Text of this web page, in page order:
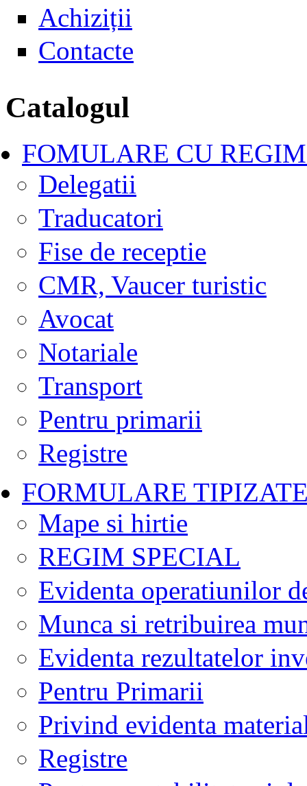
Achiziții
Contacte
Catalogul
FOMULARE CU
Delegatii
Traducatori
Fise de receptie
CMR, Vaucer turistic
Avocat
Notariale
Transport
Pentru primarii
Registre
FORMULARE
Mape si hirtie
REGIM SPECIAL
Evidenta operatiunilor
Munca si retribuirea
Evidenta rezultatelor
Pentru Primarii
Privind evidenta
Registre